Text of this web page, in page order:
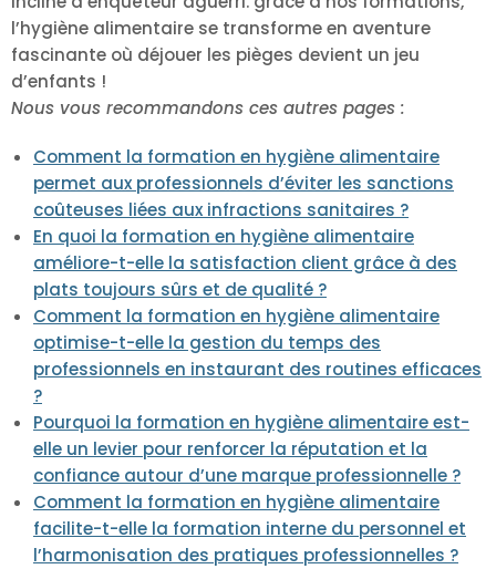
l’hygiène alimentaire se transforme en aventure
fascinante où déjouer les pièges devient un jeu
d’enfants !
Nous vous recommandons ces autres pages :
Comment la formation en hygiène alimentaire
permet aux professionnels d’éviter les sanctions
coûteuses liées aux infractions sanitaires ?
En quoi la formation en hygiène alimentaire
améliore-t-elle la satisfaction client grâce à des
plats toujours sûrs et de qualité ?
Comment la formation en hygiène alimentaire
optimise-t-elle la gestion du temps des
professionnels en instaurant des routines efficaces
?
Pourquoi la formation en hygiène alimentaire est-
elle un levier pour renforcer la réputation et la
confiance autour d’une marque professionnelle ?
Comment la formation en hygiène alimentaire
facilite-t-elle la formation interne du personnel et
l’harmonisation des pratiques professionnelles ?